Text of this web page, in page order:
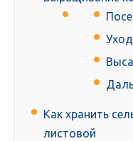
Как хранить
листовой